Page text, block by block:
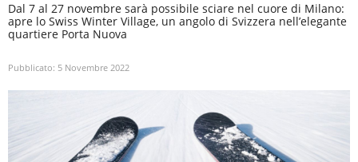
Dal 7 al 27 novembre sarà possibile sciare nel cuore di Milano:
apre lo Swiss Winter Village, un angolo di Svizzera nell’elegante
quartiere Porta Nuova
Pubblicato: 5 Novembre 2022